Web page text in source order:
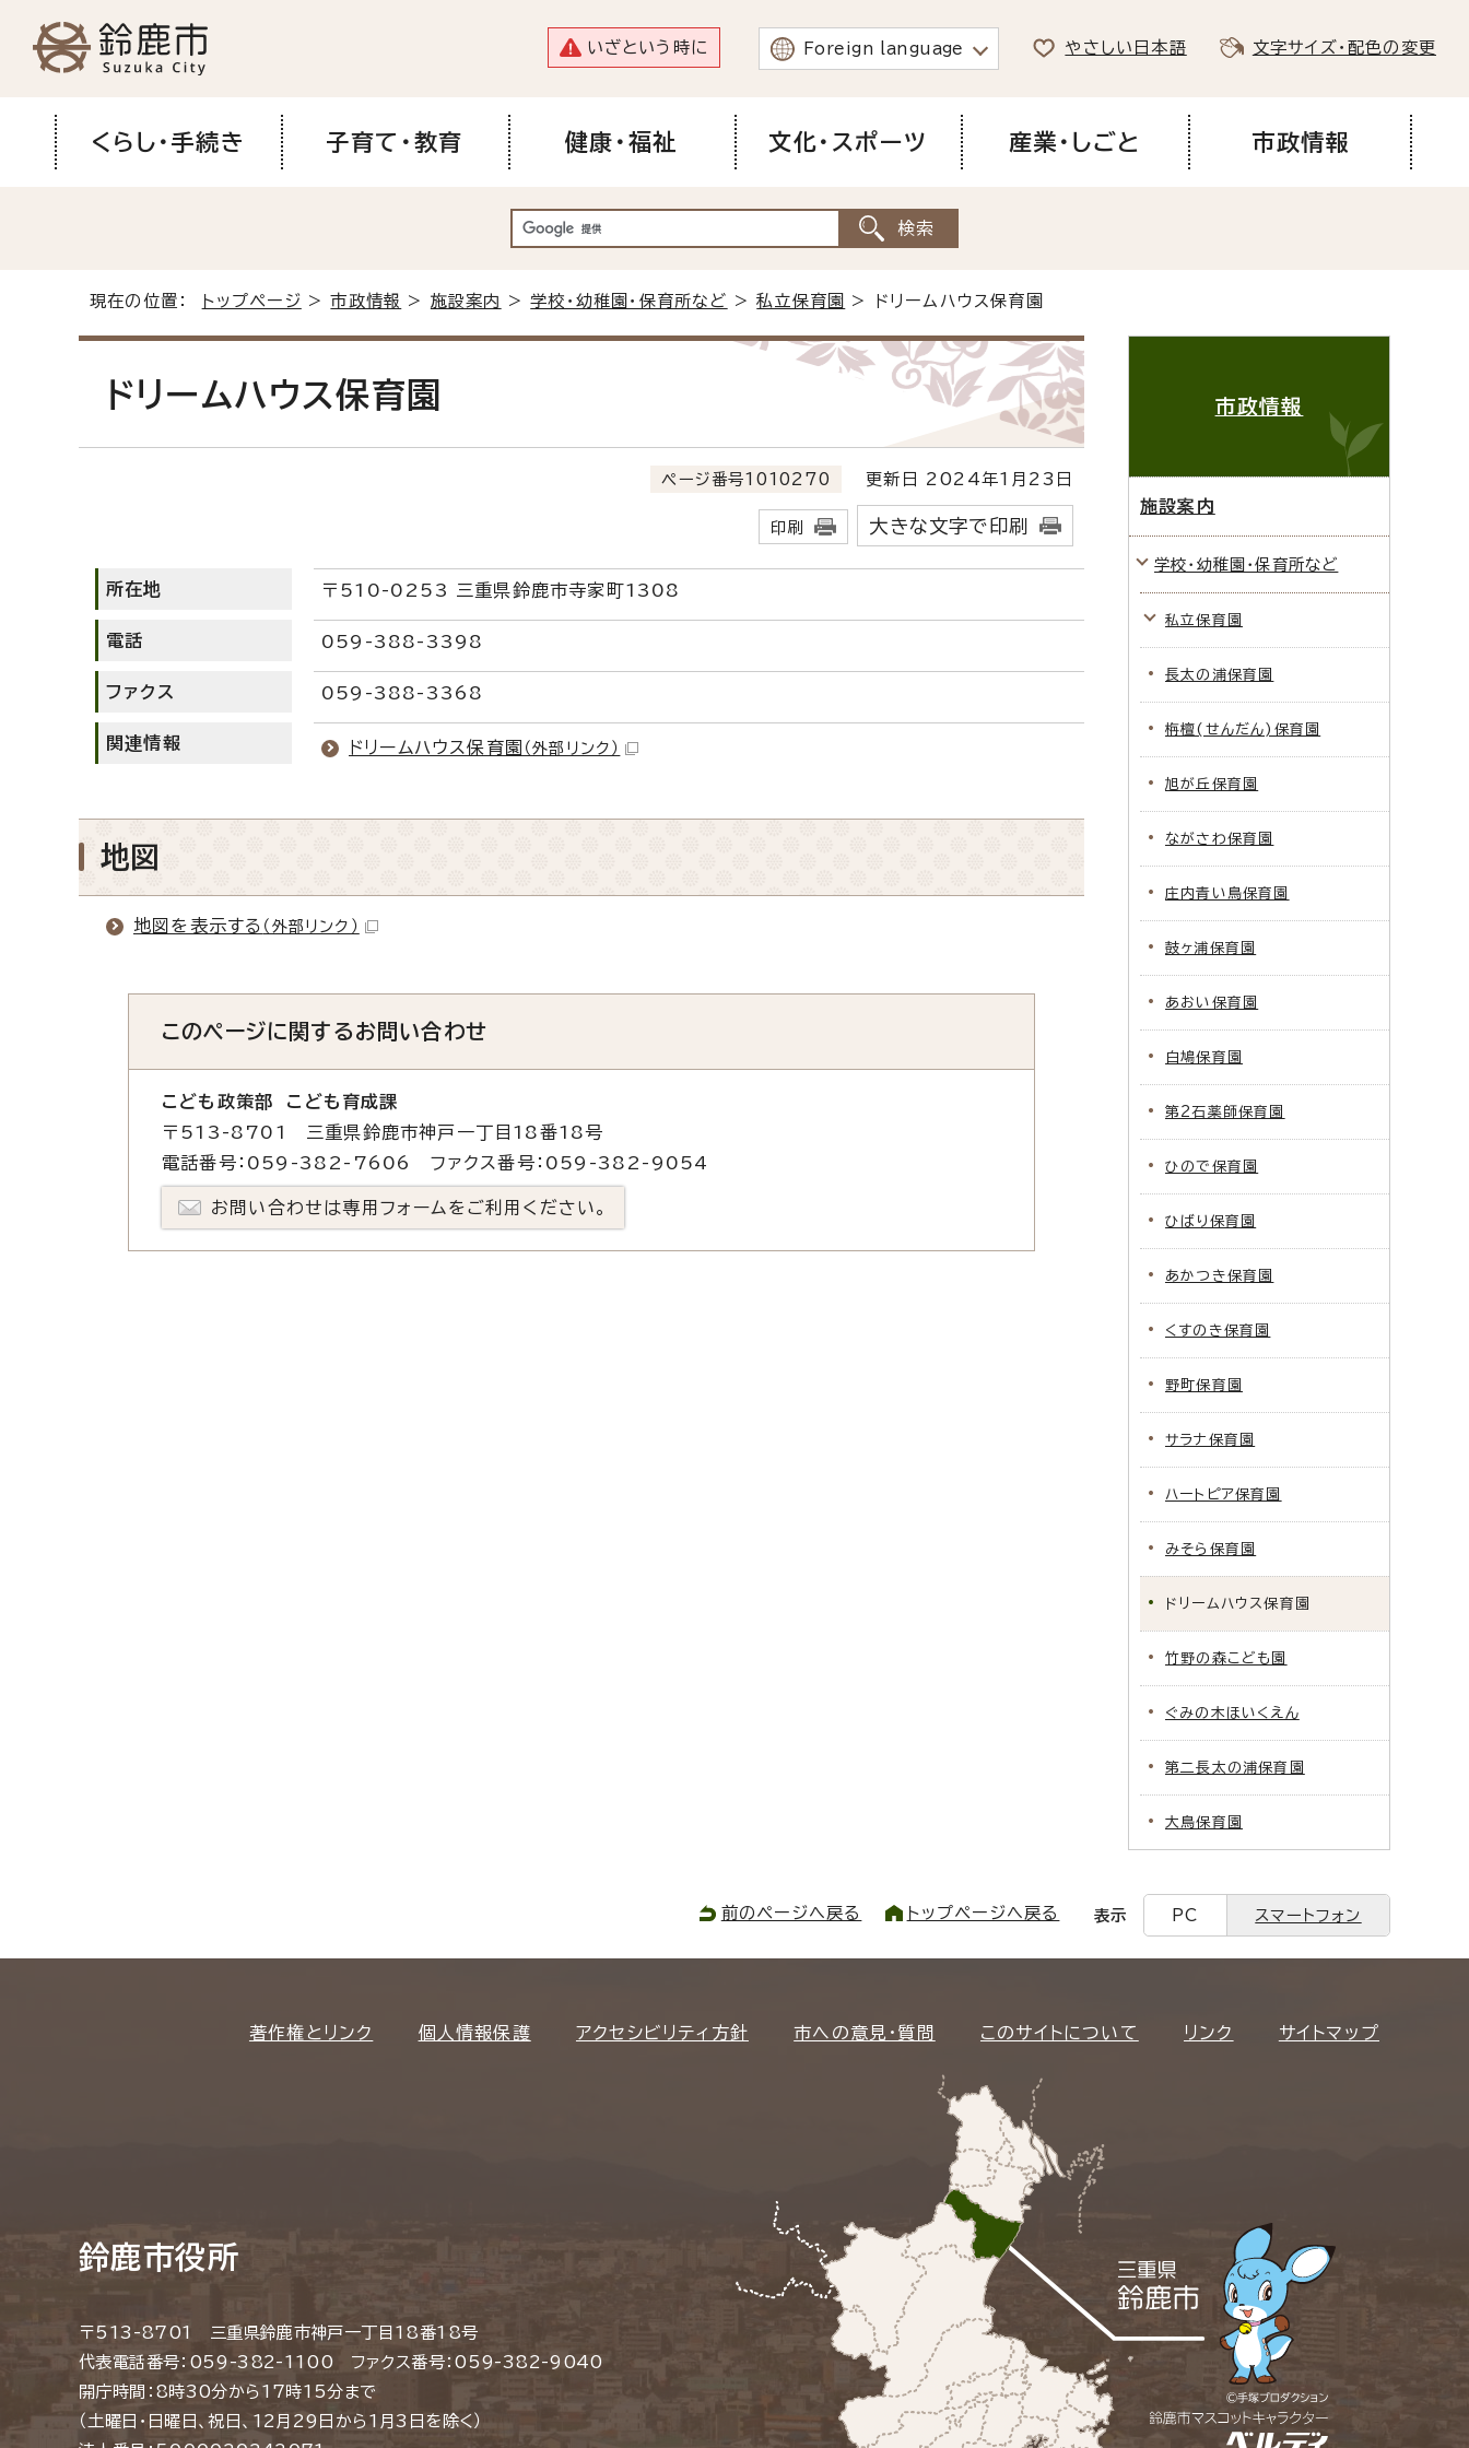
いざという時に Foreign language やさしい日本語 文字サイズ・配色の変更
くらし・手続き 子育て・教育 健康・福祉 文化・スポーツ 産業・しごと 市政情報
現在の位置： トップページ >市政情報 > 施設案内 >学校・幼稚園・保育所など >私立保育園 > ドリームハウス保育園
ドリームハウス保育園
ページ番号1010270 更新日 2024年1月23日
印刷 大きな文字で印刷
所在地 〒510-0253 三重県鈴鹿市寺家町1308
電話 059-388-3398
ファクス 059-388-3368
関連情報 ドリームハウス保育園 （外部リンク）
地図
地図を表示する （外部リンク）
このページに関するお問い合わせ
こども政策部 こども育成課
〒513-8701 三重県鈴鹿市神戸一丁目18番18号
電話番号：059-382-7606 ファクス番号：059-382-9054
お問い合わせは専用フォームをご利用ください。
市政情報
施設案内
学校・幼稚園・保育所など
私立保育園
長太の浦保育園
栴檀(せんだん)保育園
旭が丘保育園
ながさわ保育園
庄内青い鳥保育園
鼓ヶ浦保育園
あおい保育園
白鳩保育園
第2石薬師保育園
ひので保育園
ひばり保育園
あかつき保育園
くすのき保育園
野町保育園
サラナ保育園
ハートピア保育園
みそら保育園
ドリームハウス保育園
竹野の森こども園
ぐみの木ほいくえん
第二長太の浦保育園
大鳥保育園
前のページへ戻る トップページへ戻る 表示 PC スマートフォン
著作権とリンク 個人情報保護 アクセシビリティ方針 市への意見・質問 このサイトについて リンク サイトマップ
鈴鹿市役所
〒513-8701 三重県鈴鹿市神戸一丁目18番18号
代表電話番号：059-382-1100 ファクス番号：059-382-9040
開庁時間：8時30分から17時15分まで
（土曜日・日曜日、祝日、12月29日から1月3日を除く）